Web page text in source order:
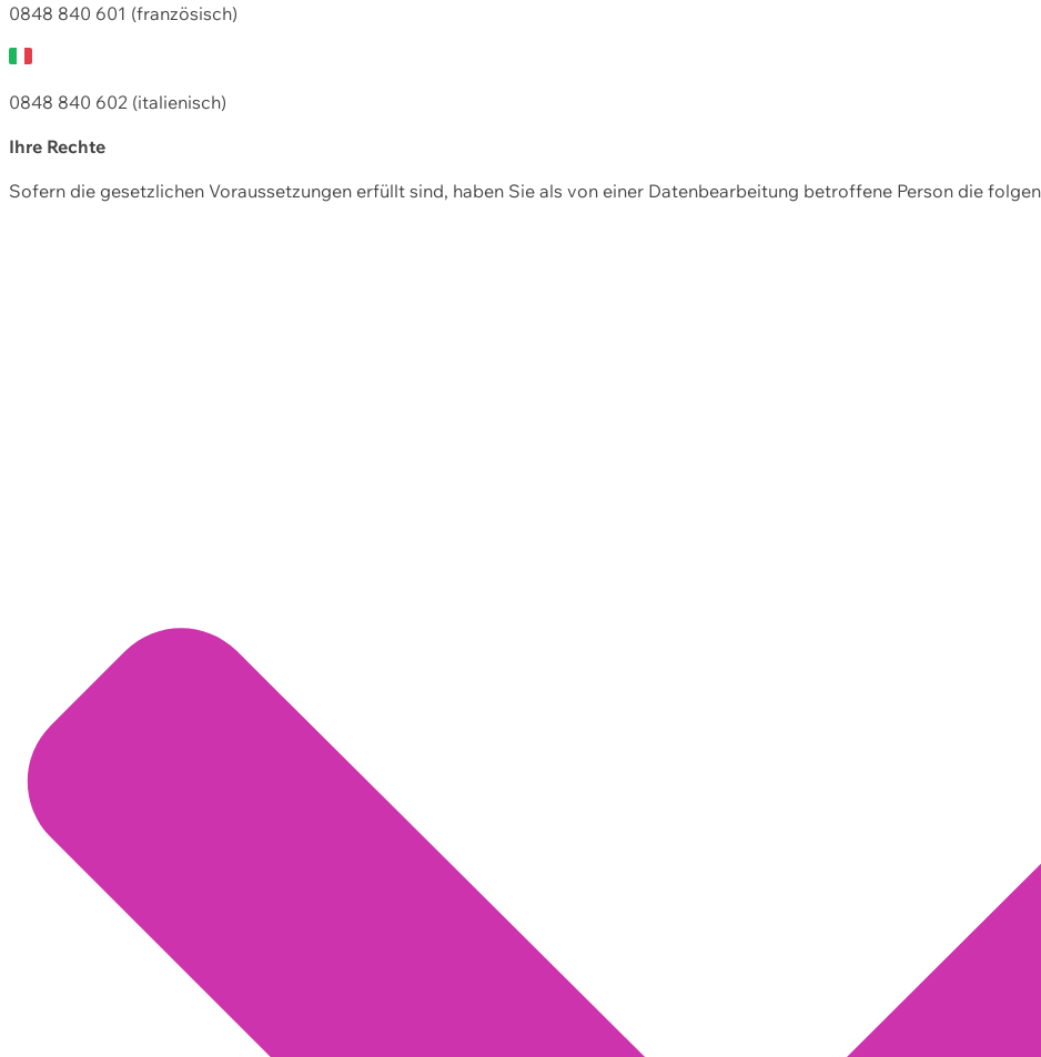
0848 840 601 (französisch)
0848 840 602 (italienisch)
Ihre Rechte
Sofern die gesetzlichen Voraussetzungen erfüllt sind, haben Sie als von einer Datenbearbeitung betroffene Person die